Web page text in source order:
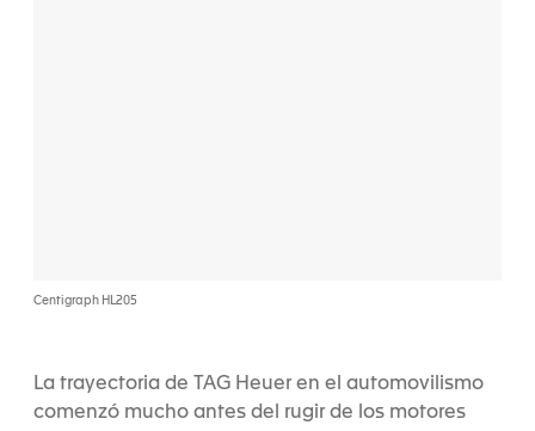
Centigraph HL205
La trayectoria de TAG Heuer en el automovilismo
comenzó mucho antes del rugir de los motores